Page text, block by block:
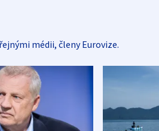
médii, členy Eurovize.